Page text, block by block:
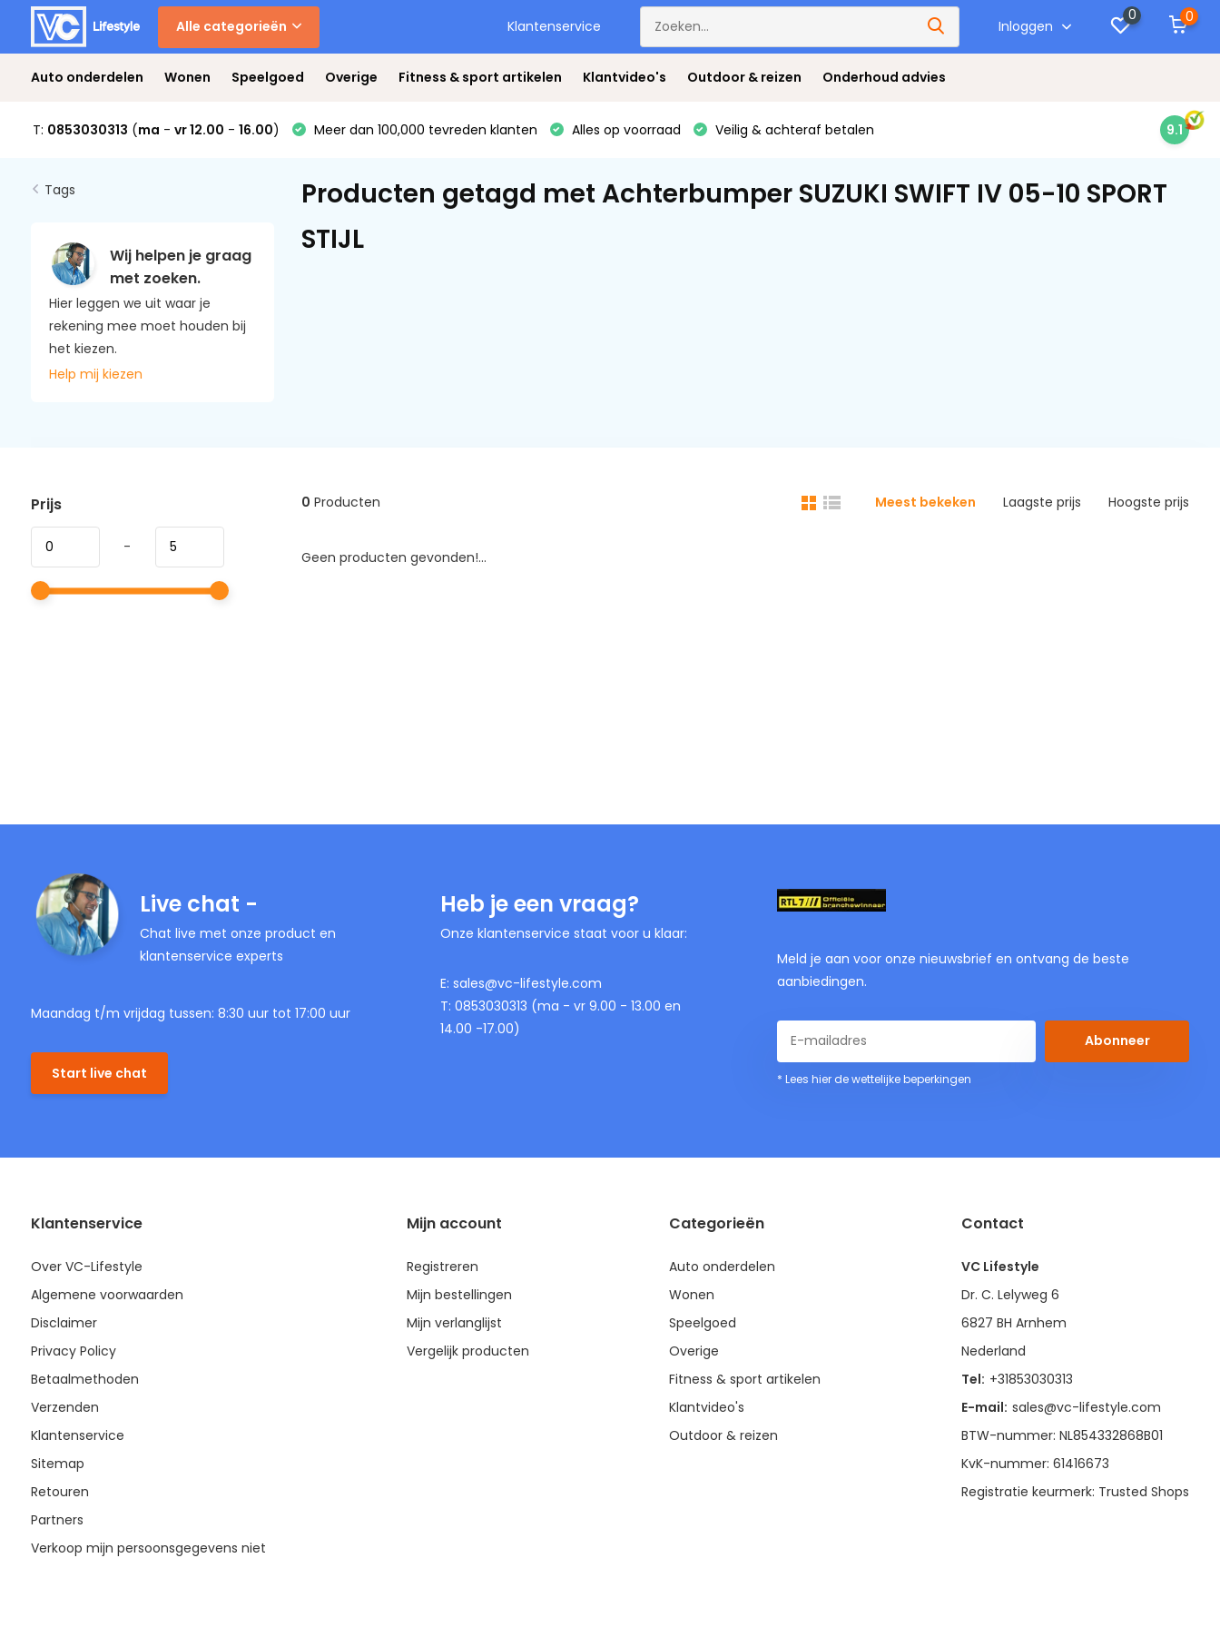
Alle categorieën Klantenservice Inloggen
0 0
Auto onderdelen Wonen Speelgoed Overige Fitness & sport artikelen Klantvideo's Outdoor & reizen Onderhoud advies
T: 0853030313 (ma - vr 12.00 - 16.00) Meer dan 100,000 tevreden klanten Alles op voorraad Veilig & achteraf betalen 9.1
Tags
Wij helpen je graag
met zoeken.
Hier leggen we uit waar je
rekening mee moet houden bij
het kiezen.
Help mij kiezen
Producten getagd met Achterbumper SUZUKI SWIFT IV 05-10 SPORT
STIJL
Prijs
-
0 Producten Meest bekeken Laagste prijs Hoogste prijs
Geen producten gevonden!...
Live chat -
Chat live met onze product en
klantenservice experts
Maandag t/m vrijdag tussen: 8:30 uur tot 17:00 uur
Start live chat
Heb je een vraag?
Onze klantenservice staat voor u klaar:
E: sales@vc-lifestyle.com
T: 0853030313 (ma - vr 9.00 - 13.00 en
14.00 -17.00)
Meld je aan voor onze nieuwsbrief en ontvang de beste
aanbiedingen.
Abonneer
* Lees hier de wettelijke beperkingen
Klantenservice
Over VC-Lifestyle
Algemene voorwaarden
Disclaimer
Privacy Policy
Betaalmethoden
Verzenden
Klantenservice
Sitemap
Retouren
Partners
Verkoop mijn persoonsgegevens niet
Mijn account
Registreren
Mijn bestellingen
Mijn verlanglijst
Vergelijk producten
Categorieën
Auto onderdelen
Wonen
Speelgoed
Overige
Fitness & sport artikelen
Klantvideo's
Outdoor & reizen
Contact
VC Lifestyle
Dr. C. Lelyweg 6
6827 BH Arnhem
Nederland
Tel: +31853030313
E-mail: sales@vc-lifestyle.com
BTW-nummer: NL854332868B01
KvK-nummer: 61416673
Registratie keurmerk: Trusted Shops